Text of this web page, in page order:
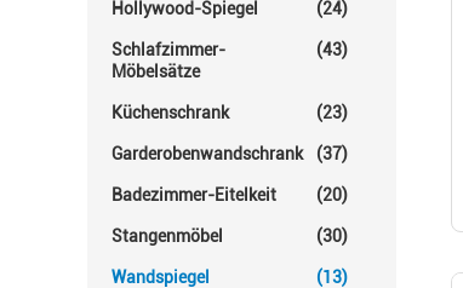
Hollywood-Spiegel (24)
Schlafzimmer-
Möbelsätze
(43)
Küchenschrank (23)
Garderobenwandschrank (37)
Badezimmer-Eitelkeit (20)
Stangenmöbel (30)
Wandspiegel (13)